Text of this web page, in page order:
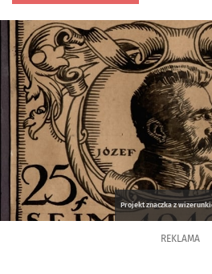
Kliknij, aby powiększyć
Projekt znaczka z
REKLAMA